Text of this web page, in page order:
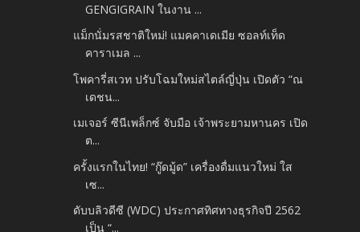
GENGIGRAIN ในงาน ...
แม็กนั่มรสชาติใหม่! แมคคาเดเมีย ซอลท์เท็ด
คาราเมล ...
โพคารี่สเวท ปรับโฉมใหม่สไตล์ญี่ปุ่น เปิดตัว “ณ
เดชน...
เมเจอร์ ซีนีเพล็กซ์ จับมือ เจ้าพระยามหานคร เปิด
ต...
ครั้งแรกในไทย! “กู๊ดมู้ด” เครื่องดื่มแนวใหม่ ใส
เซ...
ดับบลิวดีซี (WDC) ประกาศทิศทางธุรกิจปี 2562
เป็น “...